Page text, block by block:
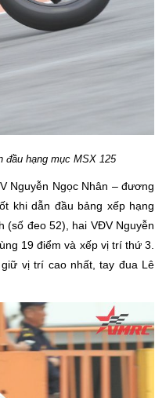
đầu hạng mục MSX 125
Nguyễn Ngọc Nhân – đương
khi dẫn đầu bảng xếp hạng
(số đeo 52), hai VĐV Nguyễn
19 điểm và xếp vị trí thứ 3.
vị trí cao nhất, tay đua Lê